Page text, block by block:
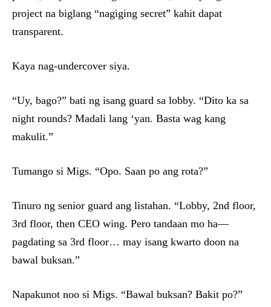
project na biglang “nagiging secret” kahit dapat
transparent.
Kaya nag-undercover siya.
“Uy, bago?” bati ng isang guard sa lobby. “Dito ka sa
night rounds? Madali lang ‘yan. Basta wag kang
makulit.”
Tumango si Migs. “Opo. Saan po ang rota?”
Tinuro ng senior guard ang listahan. “Lobby, 2nd floor,
3rd floor, then CEO wing. Pero tandaan mo ha—
pagdating sa 3rd floor… may isang kwarto doon na
bawal buksan.”
Napakunot noo si Migs. “Bawal buksan? Bakit po?”